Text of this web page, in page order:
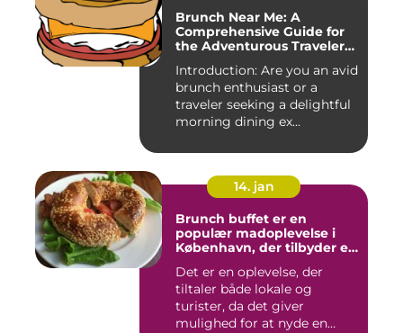
Brunch Near Me: A
Comprehensive Guide for
the Adventurous Traveler
Introduction: Are you an avid
brunch enthusiast or a
traveler seeking a delightful
morning dining ex...
14. jan
Brunch buffet er en
populær madoplevelse i
København, der tilbyder en
der spænder fra friske
salater og smørrebrød til
bagels, pandekager og
æggekager
Det er en oplevelse, der
tiltaler både lokale og
turister, da det giver
mulighed for at nyde en